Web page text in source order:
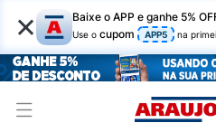
× Baixe o APP e ganhe 5%
Use o cupom APP5 na